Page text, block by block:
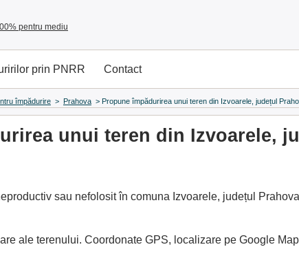
pentru mediu
prin PNRR Contact
împădurire > Prahova > Propune împădurirea unui teren din Izvoarele, județul
unui teren din Izvoarele,
sau nefolosit în comuna Izvoarele, județul
ale terenului. Coordonate GPS, localizare pe Google